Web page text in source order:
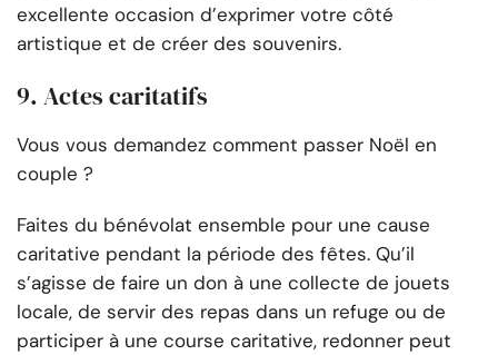
excellente occasion d’exprimer votre côté
artistique et de créer des souvenirs.
9. Actes caritatifs
Vous vous demandez comment passer Noël en
couple ?
Faites du bénévolat ensemble pour une cause
caritative pendant la période des fêtes. Qu’il
s’agisse de faire un don à une collecte de jouets
locale, de servir des repas dans un refuge ou de
participer à une course caritative, redonner peut